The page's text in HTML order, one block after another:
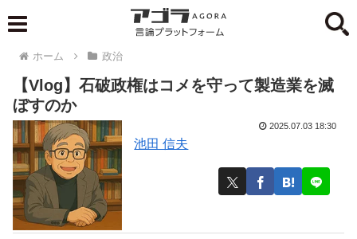
ホーム 政治
【Vlog】石破政権はコメを守って製造業を滅
ぼすのか
池田 信夫
2025.07.03 18:30